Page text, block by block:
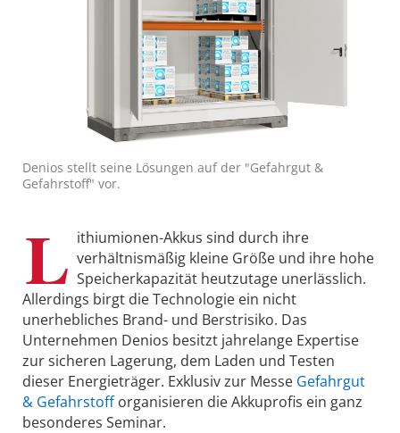
Denios stellt seine Lösungen auf der "Gefahrgut &
Gefahrstoff" vor.
L ithiumionen-Akkus sind durch ihre
verhältnismäßig kleine Größe und ihre hohe
Speicherkapazität heutzutage unerlässlich.
Allerdings birgt die Technologie ein nicht
unerhebliches Brand- und Berstrisiko. Das
Unternehmen Denios besitzt jahrelange Expertise
zur sicheren Lagerung, dem Laden und Testen
dieser Energieträger. Exklusiv zur Messe Gefahrgut
& Gefahrstofforganisieren die Akkuprofis ein ganz
besonderes Seminar.